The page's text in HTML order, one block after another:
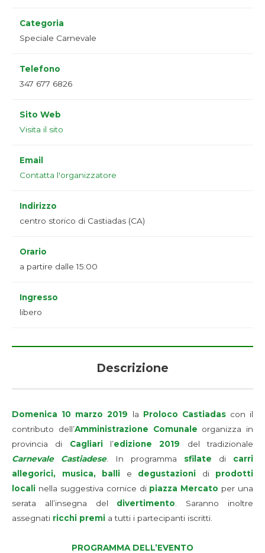
Categoria
Speciale Carnevale
Telefono
347 677 6826
Sito Web
Visita il sito
Email
Contatta l'organizzatore
Indirizzo
centro storico di Castiadas (CA)
Orario
a partire dalle 15:00
Ingresso
libero
Descrizione
Domenica 10 marzo 2019 la Proloco Castiadascon il
contributo dell’Amministrazione Comunale organizza in
provincia di Cagliaril’edizione 2019 del tradizionale
Carnevale Castiadese. In programma sfilate di carri
allegorici, musica, balli e degustazioni di prodotti
locali nella suggestiva cornice di piazza Mercato per una
serata all’insegna del divertimento. Saranno inoltre
assegnati ricchi premi a tutti i partecipanti iscritti.
PROGRAMMA DELL’EVENTO